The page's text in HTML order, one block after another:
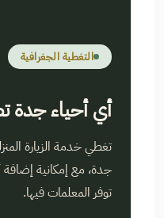
التغطية الجغرافية
أي أحياء جدة
تغطي خدمة الزيارة
جدة، مع إمكانية
توفر المعلمات فيها.